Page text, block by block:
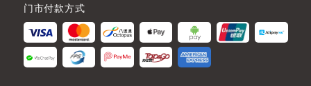
门市付款方式